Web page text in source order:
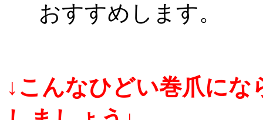
おすすめします。
↓こんなひどい巻爪に